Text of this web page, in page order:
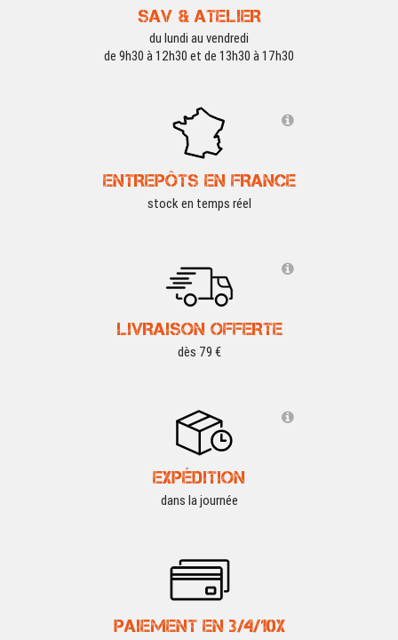
SAV & ATELIER
du lundi au vendredi
de 9h30 à 12h30 et de 13h30 à 17h30
ENTREPÔTS EN FRANCE
stock en temps réel
LIVRAISON OFFERTE
dès 79 €
EXPÉDITION
dans la journée
PAIEMENT EN 3/4/10X